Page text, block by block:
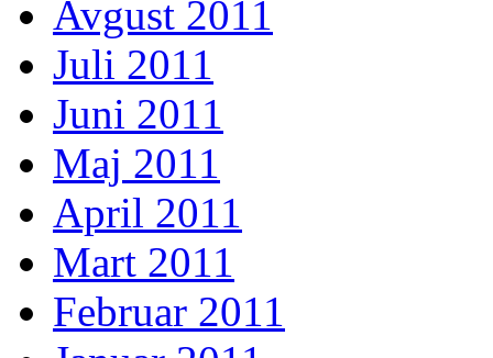
Avgust 2011
Juli 2011
Juni 2011
Maj 2011
April 2011
Mart 2011
Februar 2011